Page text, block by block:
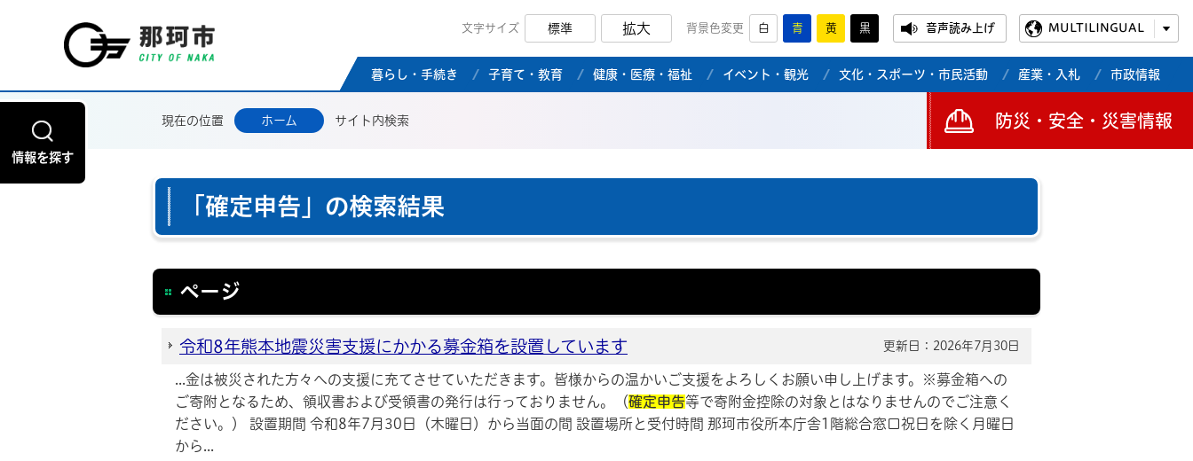
那珂市公式ホームページ
文字サイズ 標準 拡大 背景色変更 白 青 黄 黒 音声読み上げ MULTILINGUAL
暮らし・手続き 子育て・教育 健康・医療・福祉 イベント・観光 文化・スポーツ・市民活動 産業・入札 市政情報
情報を探す
現在の位置 ホーム サイト内検索 防災・安全・災害情報
「確定申告」の検索結果
ページ
令和8年熊本地震災害支援にかかる募金箱を設置しています 更新日：2026年7月30日
...金は被災された方々への支援に充てさせていただきます。皆様からの温かいご支援をよろしくお願い申し上げます。※募金箱への
ご寄附となるため、領収書および受領書の発行は行っておりません。（確定申告等で寄附金控除の対象とはなりませんのでご注意く
ださい。） 設置期間 令和8年7月30日（木曜日）から当面の間 設置場所と受付時間 那珂市役所本庁舎1階総合窓口祝日を除く月曜日
から...